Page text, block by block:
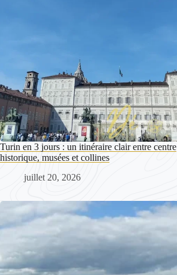
Turin en 3 jours : un itinéraire clair entre centre
historique, musées et collines
juillet 20, 2026